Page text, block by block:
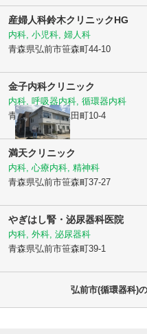
産婦人科鈴木クリニックHG
内科, 小児科, 婦人科
青森県弘前市笹森町44-10
金子内科クリニック
内科, 呼吸器内科, 循環器内科
青森県弘前市徳田町10-4
満天クリニック
内科, 心療内科, 精神科
青森県弘前市笹森町37-27
やぎはし腎・泌尿器科医院
内科, 外科, 泌尿器科
青森県弘前市笹森町39-1
弘前市(循環器科)